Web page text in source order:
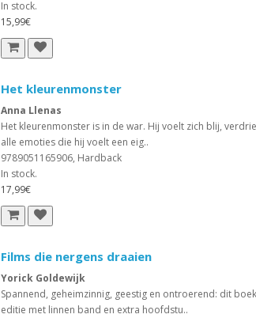
In stock.
15,99€
Het kleurenmonster
Anna Llenas
Het kleurenmonster is in de war. Hij voelt zich blij,
alle emoties die hij voelt een eig..
9789051165906, Hardback
In stock.
17,99€
Films die nergens draaien
Yorick Goldewijk
Spannend, geheimzinnig, geestig en ontroerend: dit
editie met linnen band en extra hoofdstu..